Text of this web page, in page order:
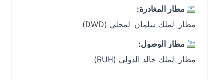
مطار المغادرة:
مطار الملك سلمان المحلي (DWD)
مطار الوصول:
مطار الملك خالد الدولي (RUH)